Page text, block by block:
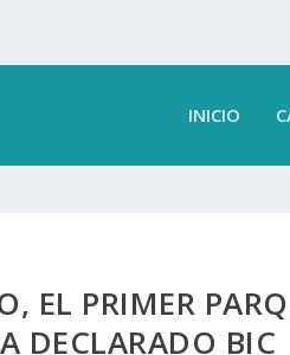
INICIO
EL PRIMER
DECLARADO BIC